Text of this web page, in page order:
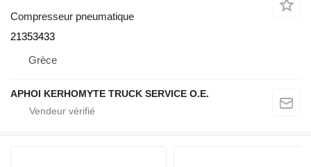
Compresseur pneumatique
21353433
Grèce
APHOI KERHOMYTE TRUCK SERVICE O.E.